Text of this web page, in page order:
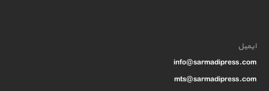
ایمیل
info@sarmadipress.com
mts@sarmadipress.com